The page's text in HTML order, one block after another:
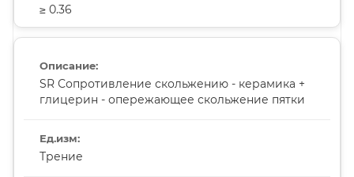
≥ 0.36
SR Сопротивление скольжению - керамика +
глицерин - опережающее скольжение пятки
Трение